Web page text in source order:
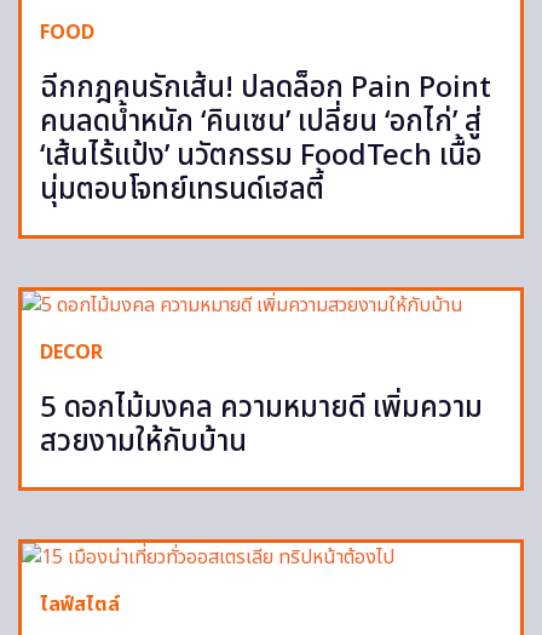
FOOD
ฉีกกฎคนรักเส้น! ปลดล็อก Pain Point
คนลดน้ำหนัก ‘คินเซน’ เปลี่ยน ‘อกไก่’ สู่
‘เส้นไร้แป้ง’ นวัตกรรม FoodTech เนื้อ
นุ่มตอบโจทย์เทรนด์เฮลตี้
DECOR
5 ดอกไม้มงคล ความหมายดี เพิ่มความ
สวยงามให้กับบ้าน
ไลฟ์สไตล์